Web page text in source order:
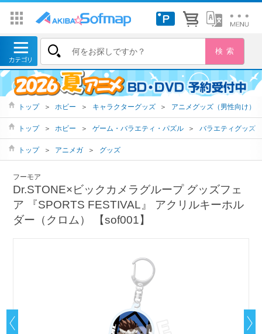
トップ ＞ ホビー ＞ キャラクターグッズ ＞ アニメグッズ（男性向け）
トップ ＞ ホビー ＞ ゲーム・バラエティ・パズル ＞ バラエティグッズ
トップ ＞ アニメガ ＞ グッズ
フーモア
Dr.STONE×ビックカメラグループ グッズフェ
ア 『SPORTS FESTIVAL』 アクリルキーホル
ダー（クロム） 【sof001】